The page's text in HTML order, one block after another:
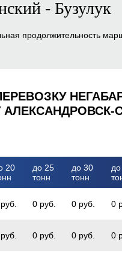
- Бузулук
продолжительность
20
до 25
тонн
до 30
тонн
0 руб. 0 руб. 0
0 руб. 0 руб. 0